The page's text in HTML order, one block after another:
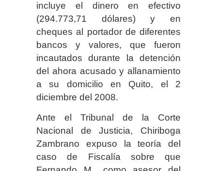
incluye el dinero en efectivo
(294.773,71 dólares) y en
cheques al portador de diferentes
bancos y valores, que fueron
incautados durante la detención
del ahora acusado y allanamiento
a su domicilio en Quito, el 2
diciembre del 2008.
Ante el Tribunal de la Corte
Nacional de Justicia, Chiriboga
Zambrano expuso la teoría del
caso de Fiscalía sobre que